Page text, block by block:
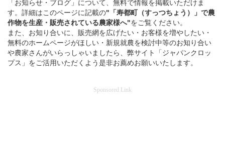
「お知らせ・ブログ」について、無料で情報を掲載いただけま
す。詳細はこのページに記載の"「寿都町（すっつちょう）」 で農
作物を生産・販売されている農家様へ"をご覧ください。
また、お知り合いに、販売網を広げたい・お客様を増やしたい・
無料のホームページがほしい・新規就農を検討中等のお知り合い
や農家さんがいらっしゃいましたら、弊サイト「ジャパンクロッ
プス」をご活用いただくよう是非お薦めお願いいたします。
Sponsored Link